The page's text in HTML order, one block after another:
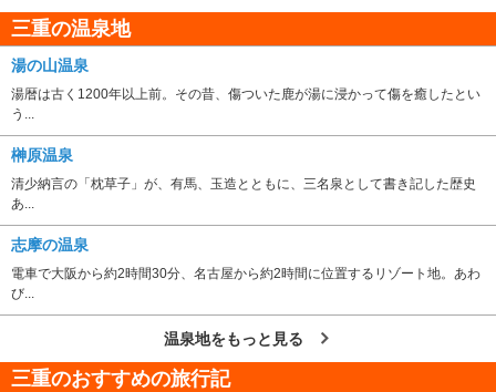
三重の温泉地
湯の山温泉
湯暦は古く1200年以上前。その昔、傷ついた鹿が湯に浸かって傷を癒したとい
う...
榊原温泉
清少納言の「枕草子」が、有馬、玉造とともに、三名泉として書き記した歴史
あ...
志摩の温泉
電車で大阪から約2時間30分、名古屋から約2時間に位置するリゾート地。あわ
び...
温泉地をもっと見る
三重のおすすめの旅行記